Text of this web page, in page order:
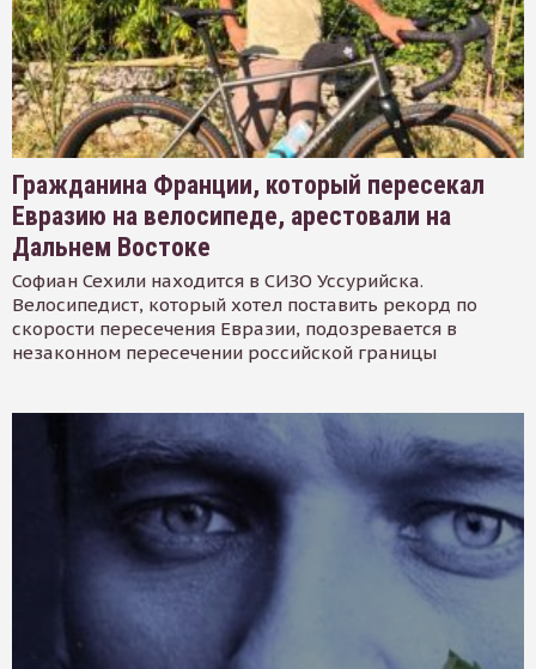
Гражданина Франции, который пересекал
Евразию на велосипеде, арестовали на
Дальнем Востоке
Софиан Сехили находится в СИЗО Уссурийска.
Велосипедист, который хотел поставить рекорд по
скорости пересечения Евразии, подозревается в
незаконном пересечении российской границы